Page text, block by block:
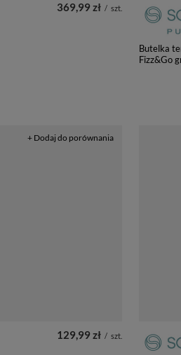
369,99 zł / szt.
Butelka
Fizz&Go
129,99 zł / szt.
+ Dodaj do porównania